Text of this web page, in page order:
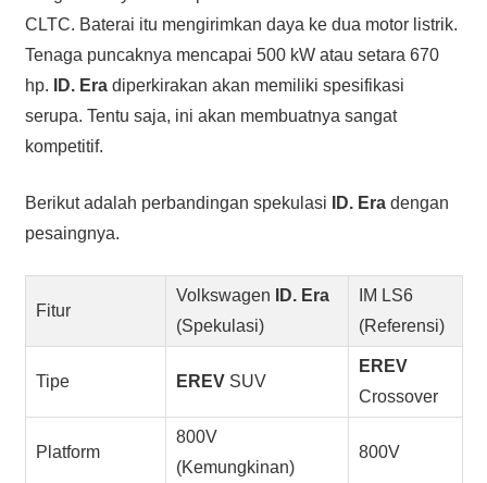
CLTC. Baterai itu mengirimkan daya ke dua motor listrik.
Tenaga puncaknya mencapai 500 kW atau setara 670
hp.
ID. Eradiperkirakan akan memiliki spesifikasi
serupa. Tentu saja, ini akan membuatnya sangat
kompetitif.
Berikut adalah perbandingan spekulasi ID. Eradengan
pesaingnya.
Fitur
Volkswagen
ID. Era
(Spekulasi)
IM LS6
(Referensi)
Tipe EREV SUV
EREV
Crossover
Platform
800V
(Kemungkinan)
800V